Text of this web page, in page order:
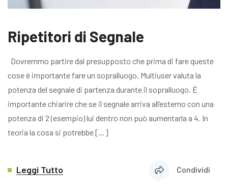
Ripetitori di Segnale
Dovremmo partire dal presupposto che prima di fare queste
cose è importante fare un sopralluogo. Multiuser valuta la
potenza del segnale di partenza durante il sopralluogo. È
importante chiarire che se il segnale arriva all’esterno con una
potenza di 2 (esempio) lui dentro non può aumentarla a 4. In
teoria la cosa si potrebbe […]
Leggi Tutto Condividi